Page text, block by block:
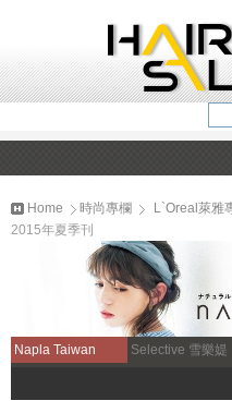
Home 時尚專欄 L`Oreal萊雅
2015年夏季刊
Napla Taiwan Selective 雪樂媞